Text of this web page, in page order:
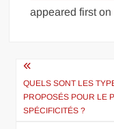
appeared first on
Navigation
de
l’article
QUELS SONT LES
PROPOSÉS POUR LE
SPÉCIFICITÉS ?